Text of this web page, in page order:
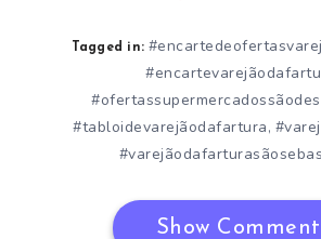
Tagged in:
#tabloidevarejãodafartura,
Show